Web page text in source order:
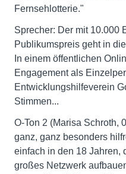
Fernsehlotterie."
Sprecher: Der mit 10.000
Publikumspreis geht in
In einem öffentlichen
Engagement als
Entwicklungshilfeverein
Stimmen...
O-Ton 2 (Marisa Schroth,
ganz, ganz besonders
einfach in den 18 Jahren,
großes Netzwerk